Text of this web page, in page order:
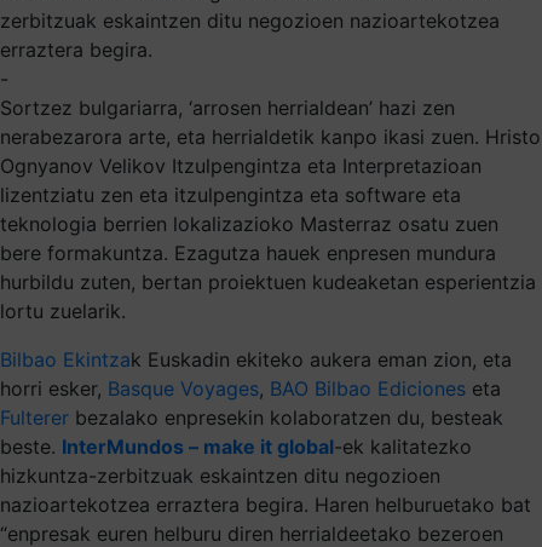
zerbitzuak eskaintzen ditu negozioen nazioartekotzea
erraztera begira.
-
Sortzez bulgariarra, ‘arrosen herrialdean’ hazi zen
nerabezarora arte, eta herrialdetik kanpo ikasi zuen. Hristo
Ognyanov Velikov Itzulpengintza eta Interpretazioan
lizentziatu zen eta itzulpengintza eta software eta
teknologia berrien lokalizazioko Masterraz osatu zuen
bere formakuntza. Ezagutza hauek enpresen mundura
hurbildu zuten, bertan proiektuen kudeaketan esperientzia
lortu zuelarik.
Bilbao Ekintzak Euskadin ekiteko aukera eman zion, eta
horri esker, Basque Voyages, BAO Bilbao Ediciones eta
Fulterer bezalako enpresekin kolaboratzen du, besteak
beste. InterMundos – make it global-ek kalitatezko
hizkuntza-zerbitzuak eskaintzen ditu negozioen
nazioartekotzea erraztera begira. Haren helburuetako bat
“enpresak euren helburu diren herrialdeetako bezeroen